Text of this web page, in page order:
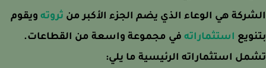
هي الوعاء الذي يضم الجزء الأكبر منثروتهويقوم
استثماراتهفي مجموعة واسعة من القطاعات.
استثماراته الرئيسية ما يلي: